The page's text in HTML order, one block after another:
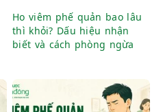
Ho viêm phế quản bao lâu
thì khỏi? Dấu hiệu nhận
biết và cách phòng ngừa